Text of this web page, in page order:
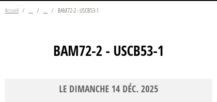
Accueil BAM72-2 - USCB53-1
BAM72-2 - USCB53-1
LE DIMANCHE 14 DÉC. 2025